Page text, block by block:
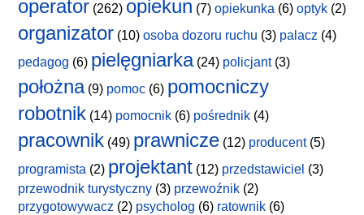
operator (262) opiekun (7) opiekunka (6) optyk (2)
organizator (10) osoba dozoru ruchu (3) palacz (4)
pedagog (6) pielęgniarka(24) policjant(3)
położna(9) pomoc (6) pomocniczy
robotnik (14) pomocnik (6) pośrednik (4)
pracownik (49) prawnicze (12) producent(5)
programista (2) projektant (12) przedstawiciel (3)
przewodnik turystyczny (3) przewoźnik (2)
przygotowywacz (2) psycholog (6) ratownik (6)